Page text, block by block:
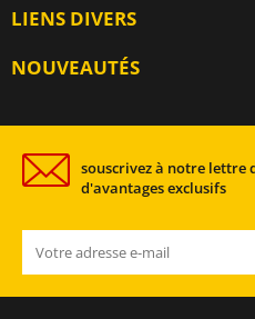
LIENS DIVERS
NOUVEAUTÉS
souscrivez à notre
d'avantages exclusifs